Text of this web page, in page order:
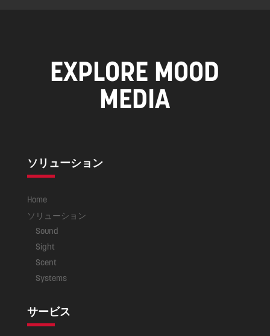
EXPLORE MOOD
MEDIA
ソリューション
Home
ソリューション
Sound
Sight
Scent
Systems
サービス